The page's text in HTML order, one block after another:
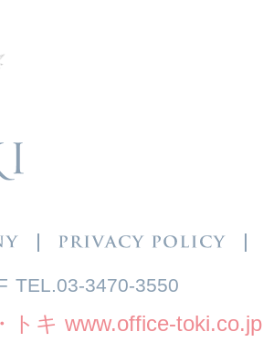
TEL.03-3470-3550
トキ www.office-toki.co.jp